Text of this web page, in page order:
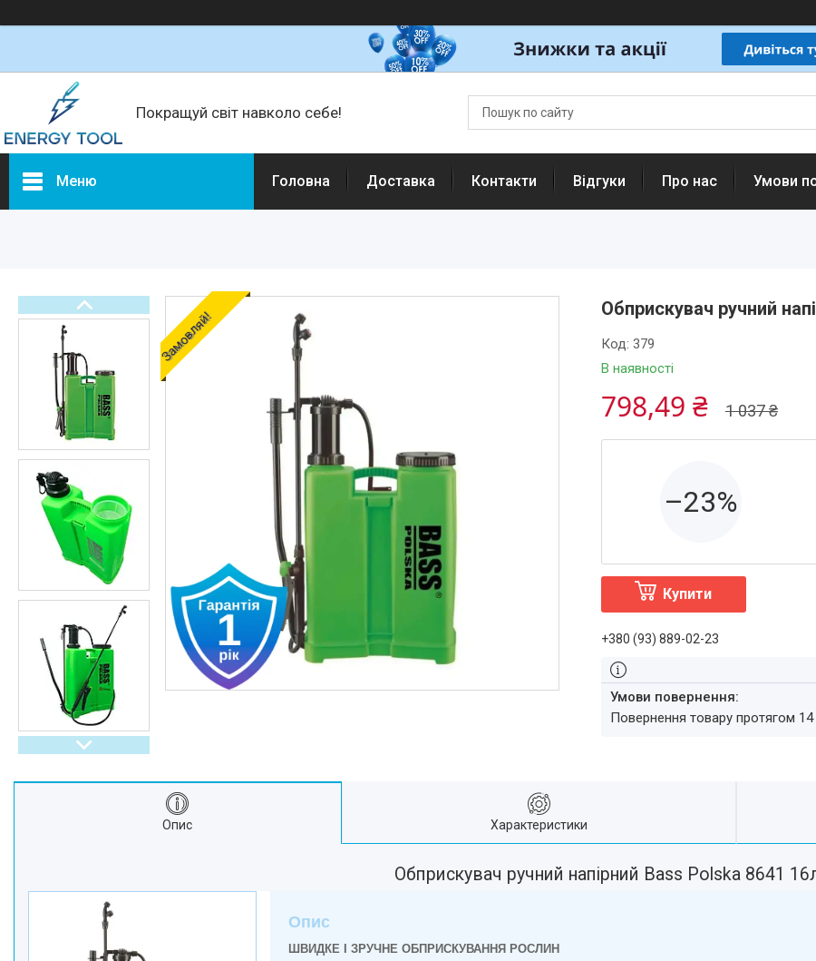
Покращуй світ навколо себе!
Меню
Техніка для кухні
Кліматична техніка
Товари для дому
Будівельне обладнання та
інструмент
Oбладнання та пристрої
Садово-паркова техніка
Дача, сад і город
Енергонезалежність
Активний відпочинок, туризм
та хобі
Краса та здоровʼя
Автотовари
Техніка для кухні
Техніка для дому
Електроніка
Краса та Здоров'я
Спорт і туризм
Посуд
Для тварин
Світ інструмента
Техніка для Кухні
Для тварин
Продукти Живлення
Головна Доставка Контакти Відгуки Про нас Умови
Замовляй!
Обприскувач ручний
В наявності
Код: 379
1 037 ₴
798,49 ₴
–23%
Купити
+380 (93) 889-02-23
повернення товару протягом 14
Опис Характеристики
Обприскувач ручний напірний Bass Polska 8641
Опис
ШВИДКЕ І ЗРУЧНЕ ОБПРИСКУВАННЯ РОСЛИН